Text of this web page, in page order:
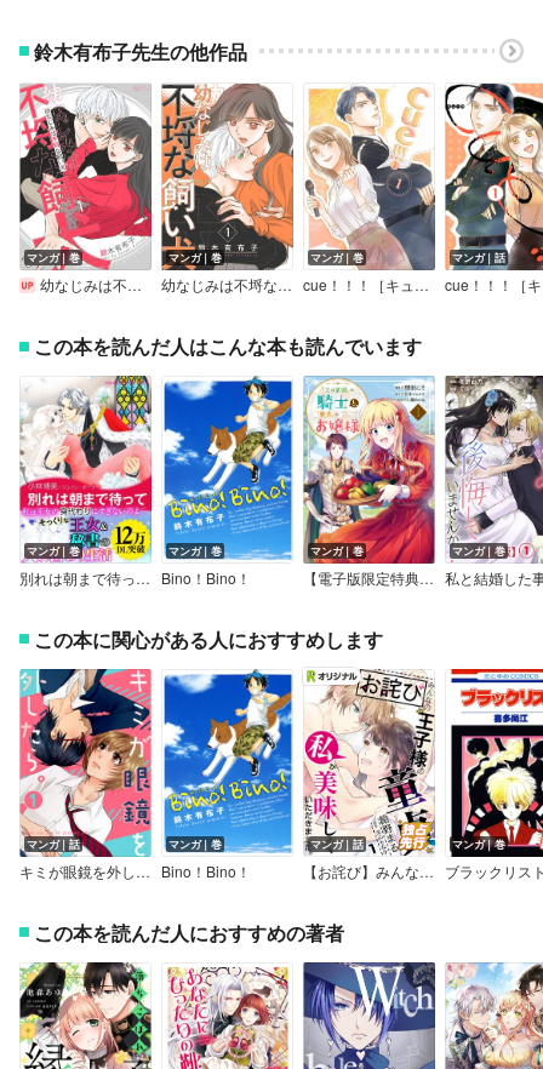
鈴木有布子先生の他作品
マンガ｜巻
幼なじみは不埒な飼い犬
マンガ｜巻
幼なじみは不埒な飼い犬【描き下ろしおまけ付き特装版】
マンガ｜巻
cue！！！［キュー！！！］【描き下ろしおまけ付き特装版】
マンガ｜話
この本を読んだ人はこんな本も読んでいます
マンガ｜巻
別れは朝まで待って 恋するクイーン I
マンガ｜巻
Bino！Bino！
マンガ｜巻
【電子版限定特典付き】『王の菜園』の騎士と、『野菜』のお嬢様
マンガ｜巻
この本に関心がある人におすすめします
マンガ｜話
キミが眼鏡を外したら。
マンガ｜巻
Bino！Bino！
マンガ｜話
【お詫び】みんなの王子様の童貞は私が美味しくいただきました。【単話】
マンガ｜巻
ブラックリス
この本を読んだ人におすすめの著者